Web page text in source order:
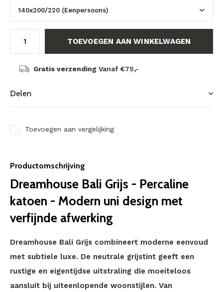
TOEVOEGEN AAN WINKELWAGEN
Gratis verzending Vanaf €75,-
Delen
Toevoegen aan vergelijking
Productomschrijving
Dreamhouse Bali Grijs - Percaline
katoen - Modern uni design met
verfijnde afwerking
Dreamhouse Bali Grijs combineert moderne eenvoud
met subtiele luxe. De neutrale grijstint geeft een
rustige en eigentijdse uitstraling die moeiteloos
aansluit bij uiteenlopende woonstijlen. Van